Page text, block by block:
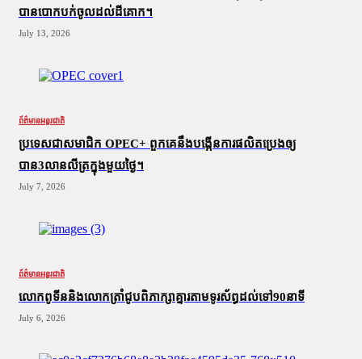
បានបោកបក់ចូលដល់ដីគោក។
July 13, 2026
ព័ត៌មានអន្តរជាតិ
ប្រទេសជាសមាជិក OPEC+​ ពួកគេនឹងបង្កើនការផលិតប្រេងឲ្យ
បាន3លានលីត្រក្នុងមួយថ្ងៃ។
July 7, 2026
ព័ត៌មានអន្តរជាតិ
លោកពូទីននិងលោកត្រាំជូបពិភាក្សាគ្នារតាមទូរស័ព្ធដល់ទៅ90នាទី
July 6, 2026